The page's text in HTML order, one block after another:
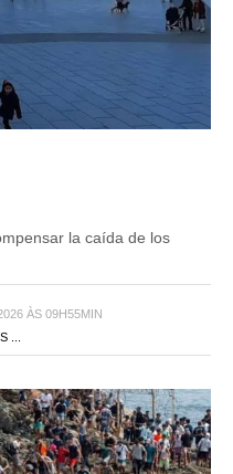
la caída de los
ÀS 09H55MIN
...